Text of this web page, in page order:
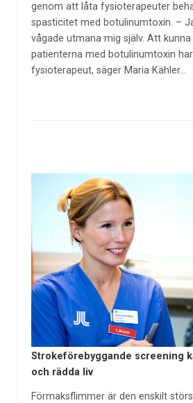
genom att låta fysioterapeuter
spasticitet med botulinumtoxin. –
vågade utmana mig själv. Att
patienterna med botulinumtoxin
fysioterapeut, säger Maria Kähler…
Strokeförebyggande screening
och rädda liv
Förmaksflimmer är den enskilt